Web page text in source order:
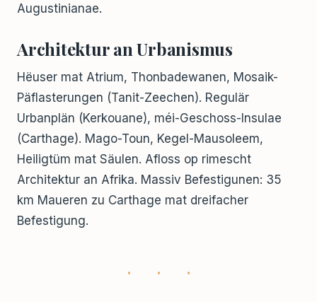
Augustinianae.
Architektur an Urbanismus
Hëuser mat Atrium, Thonbadewanen, Mosaik-
Päflasterungen (Tanit-Zeechen). Regulär
Urbanplän (Kerkouane), méi-Geschoss-Insulae
(Carthage). Mago-Toun, Kegel-Mausoleem,
Heiligtüm mat Säulen. Afloss op rimescht
Architektur an Afrika. Massiv Befestigunen: 35
km Maueren zu Carthage mat dreifacher
Befestigung.
· · ·